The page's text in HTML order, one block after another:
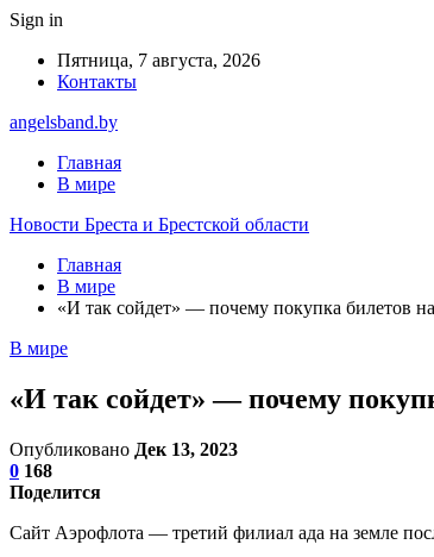
Sign in
Пятница, 7 августа, 2026
Контакты
angelsband.by
Главная
В мире
Новости Бреста и Брестской области
Главная
В мире
«И так сойдет» — почему покупка билетов
В мире
«И так сойдет» — почему
Опубликовано Дек 13, 2023
0 168
Поделится
Сайт Аэрофлота — третий филиал ада на земле